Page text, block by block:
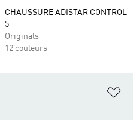
CHAUSSURE ADISTAR CONTROL
5
Originals
12 couleurs